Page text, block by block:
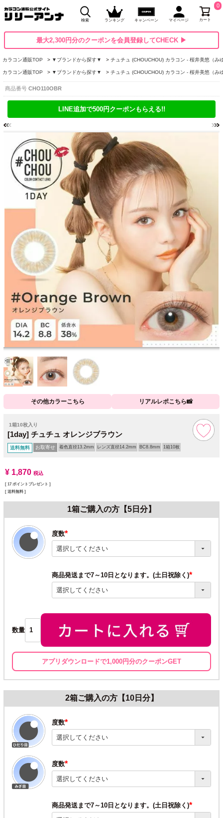
検索 ランキング キャンペーン マイページ カート
0
最大2,300円分のクーポンを会員登録してCHECK ▶
カラコン通販TOP ▼ブランドから探す▼ チュチュ (CHOUCHOU) カラコン - 桜井美悠（み
カラコン通販TOP ▼ブランドから探す▼ チュチュ (CHOUCHOU) カラコン - 桜井美悠（み
商品番号 CHO110OBR
LINE追加で500円クーポンもらえる!!
その他カラーこちら リアルレポこちら📸
1箱10枚入り
[1day] チュチュ オレンジブラウン
送料無料 お取寄せ 着色直径13.2mm レンズ直径14.2mm BC8.8mm 1箱10枚
¥ 1,870 税込
[ 17 ポイントプレゼント ]
送料無料
1箱ご購入の方【5日分】
度数
(必
須)
商品発送まで7～10日となります。(土日祝除く)
(必
数量
アプリダウンロードで1,000円分のクーポンGET
2箱ご購入の方【10日分】
度数
(必
須)
度数
(必
須)
商品発送まで7～10日となります。(土日祝除く)
(必